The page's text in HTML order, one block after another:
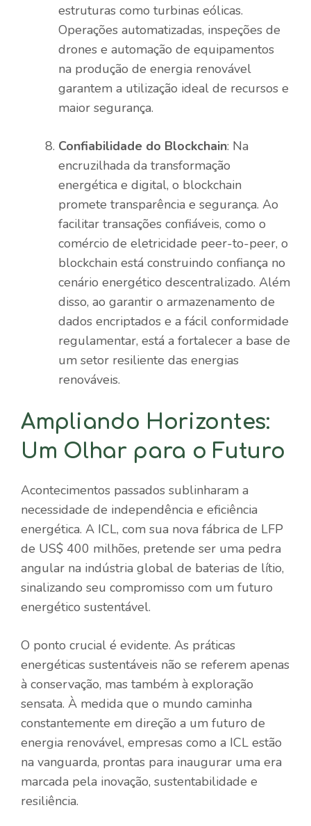
estruturas como turbinas eólicas.
Operações automatizadas, inspeções de
drones e automação de equipamentos
na produção de energia renovável
garantem a utilização ideal de recursos e
maior segurança.
Confiabilidade do Blockchain: Na
encruzilhada da transformação
energética e digital, o blockchain
promete transparência e segurança. Ao
facilitar transações confiáveis, como o
comércio de eletricidade peer-to-peer, o
blockchain está construindo confiança no
cenário energético descentralizado. Além
disso, ao garantir o armazenamento de
dados encriptados e a fácil conformidade
regulamentar, está a fortalecer a base de
um setor resiliente das energias
renováveis.
Ampliando Horizontes:
Um Olhar para o Futuro
Acontecimentos passados ​​sublinharam a
necessidade de independência e eficiência
energética. A ICL, com sua nova fábrica de LFP
de US$ 400 milhões, pretende ser uma pedra
angular na indústria global de baterias de lítio,
sinalizando seu compromisso com um futuro
energético sustentável.
O ponto crucial é evidente. As práticas
energéticas sustentáveis ​​não se referem apenas
à conservação, mas também à exploração
sensata. À medida que o mundo caminha
constantemente em direção a um futuro de
energia renovável, empresas como a ICL estão
na vanguarda, prontas para inaugurar uma era
marcada pela inovação, sustentabilidade e
resiliência.